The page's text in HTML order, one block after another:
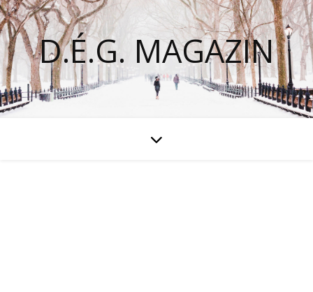
D.É.G. MAGAZIN